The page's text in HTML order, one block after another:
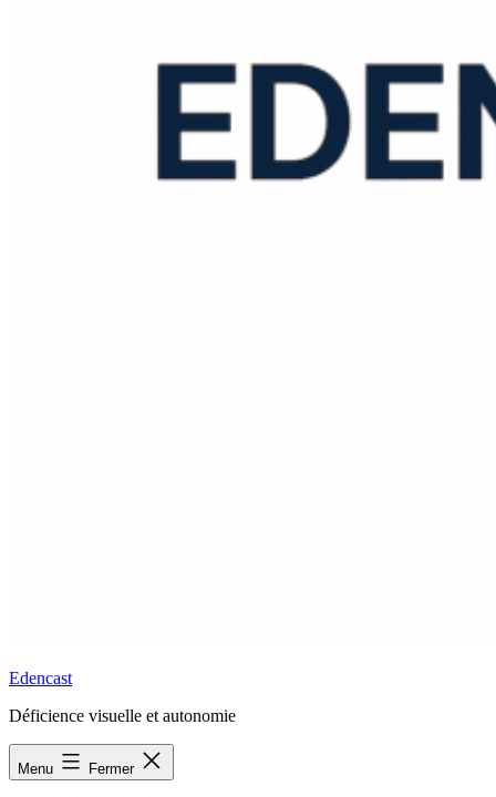
Edencast
Déficience visuelle et autonomie
Menu Fermer